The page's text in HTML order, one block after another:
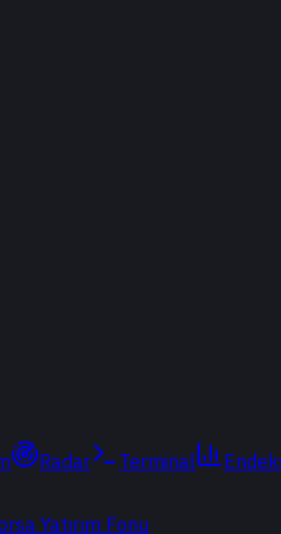
Radar Terminal
Yatırım Fonu